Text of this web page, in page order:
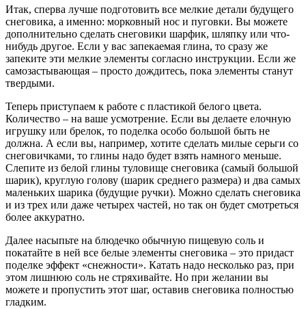
Итак, сперва лучше подготовить все мелкие детали будущего
снеговика, а именно: морковный нос и пуговки. Вы можете
дополнительно сделать снеговики шарфик, шляпку или что-
нибудь другое. Если у вас запекаемая глина, то сразу же
запеките эти мелкие элементы согласно инструкции. Если же
самозастывающая – просто дождитесь, пока элементы станут
твердыми.
Теперь приступаем к работе с пластикой белого цвета.
Количество – на ваше усмотрение. Если вы делаете елочную
игрушку или брелок, то поделка особо большой быть не
должна. А если вы, например, хотите сделать милые серьги со
снеговичками, то глины надо будет взять намного меньше.
Слепите из белой глины туловище снеговика (самый большой
шарик), круглую голову (шарик среднего размера) и два самых
маленьких шарика (будущие ручки). Можно сделать снеговика
и из трех или даже четырех частей, но так он будет смотреться
более аккуратно.
Далее насыпьте на блюдечко обычную пищевую соль и
покатайте в ней все белые элементы снеговика – это придаст
поделке эффект «снежности». Катать надо несколько раз, при
этом лишнюю соль не стряхивайте. Но при желании вы
можете и пропустить этот шаг, оставив снеговика полностью
гладким.